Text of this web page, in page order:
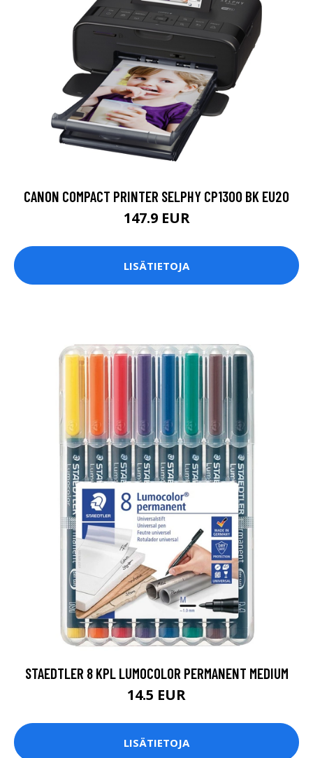
CANON COMPACT PRINTER SELPHY CP1300 BK EU20
147.9 EUR
LISÄTIETOJA
STAEDTLER 8 KPL LUMOCOLOR PERMANENT MEDIUM
14.5 EUR
LISÄTIETOJA